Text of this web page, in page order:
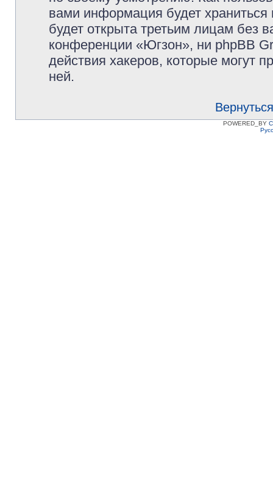
вами информация будет
будет открыта третьим лицам без
конференции «Югзон», ни phpBB
действия хакеров, которые могут
ней.
POWERED_BY